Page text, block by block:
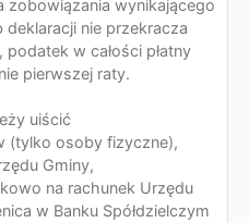
zobowiązania wynikającego
deklaracji nie przekracza
podatek w całości płatny
pierwszej raty.
uiścić
(tylko osoby fizyczne),
Gminy,
na rachunek Urzędu
w Banku Spółdzielczym